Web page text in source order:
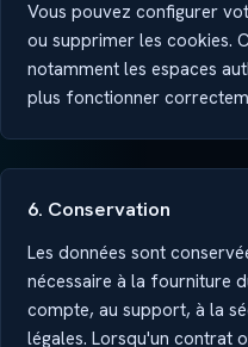
Vous pouvez configurer
ou supprimer les cookies.
notamment les espaces
plus fonctionner
6. Conservation
Les données sont
nécessaire à la fourniture
compte, au support, à la
légales. Lorsqu'un contrat